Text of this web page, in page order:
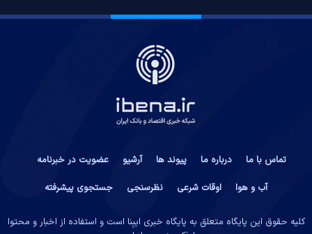
تماس با ما درباره ما پیوند ها آرشیو
عضویت در خبرنامه
آب و هوا
اوقات شرعی نظرسنجی جستجوی پیشرفته
کلیه حقوق این پایگاه متعلق به پایگاه خبری ایبِنا است و استفاده از اخبار و محتوا